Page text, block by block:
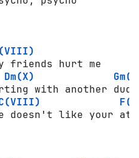
Dm(X)
with another dude
doesn't like your